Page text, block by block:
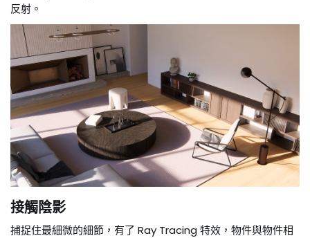
反射。
接觸陰影
捕捉住最細微的細節，有了 Ray Tracing 特效，物件與物件相